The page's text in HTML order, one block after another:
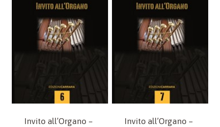
Invito all’Organo –
Invito all’Organo –